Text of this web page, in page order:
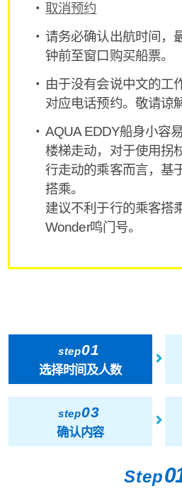
取消预约
请务必确认出航时间，
钟前至窗口购买船票。
由于没有会说中文的工
对应电话预约。敬请谅
AQUA EDDY船身小容
楼梯走动，对于使用拐
行走动的乘客而言，基
搭乘。
建议不利于行的乘客搭
Wonder鸣门号。
step01
选择时间及人数
step03
确认内容
Step